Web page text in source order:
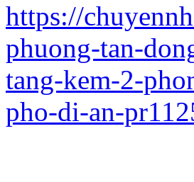
https://
phuong-tan-
tang-kem-2-
pho-di-an-